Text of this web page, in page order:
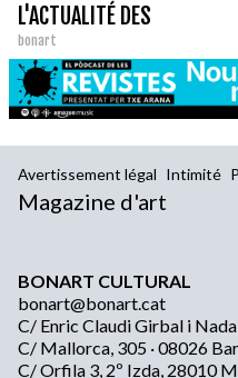
L'ACTUALITÉ DES
EXPOSITIONS.
bonart
Avertissement légal Intimité
Magazine d'art
BONART CULTURAL
bonart@bonart.cat
C/ Enric Claudi Girbal i
C/ Mallorca, 305 · 08026
C/ Orfila 3, 2º Izda, 28010